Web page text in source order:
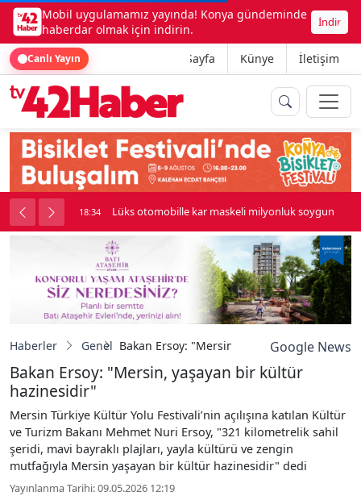
Mobil uygulamamız yayında! Konya gündeminde
haberdar olmak için indirin.
İndir
Canlı Yayın Ana Sayfa Künye İletişim
kavga çıktı 18:34 Lüks otomobille kar maskeli milyonluk soygun
Haberler Genel Bakan Ersoy: "Mersin, yaşayan bir kültür
Google News
Bakan Ersoy: "Mersin, yaşayan bir kültür
hazinesidir"
Mersin Türkiye Kültür Yolu Festivali’nin açılışına katılan Kültür
ve Turizm Bakanı Mehmet Nuri Ersoy, "321 kilometrelik sahil
şeridi, mavi bayraklı plajları, yayla kültürü ve zengin
mutfağıyla Mersin yaşayan bir kültür hazinesidir" dedi
Yayınlanma Tarihi: 09.05.2026 12:19